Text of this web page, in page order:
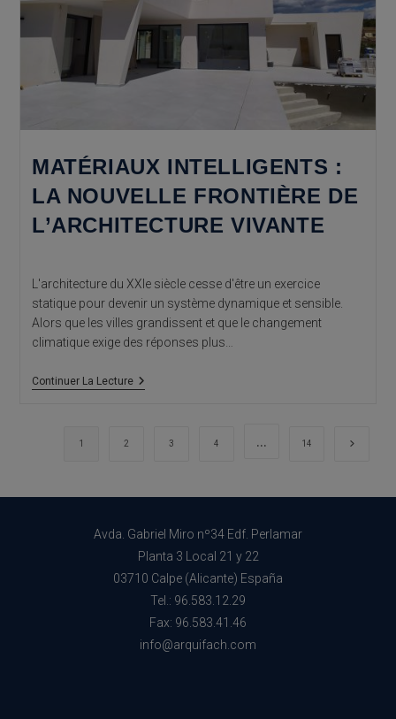
MATÉRIAUX INTELLIGENTS :
LA NOUVELLE FRONTIÈRE DE
L’ARCHITECTURE VIVANTE
L'architecture du XXIe siècle cesse d'être un exercice
statique pour devenir un système dynamique et sensible.
Alors que les villes grandissent et que le changement
climatique exige des réponses plus…
Continuer La LectureMatériaux
Nouvelle
Vivante
1 2 3 4 … 14 Aller à
Avda. Gabriel Miro nº34 Edf. Perlamar
Planta 3 Local 21 y 22
03710 Calpe (Alicante) España
Tel.: 96.583.12.29
Fax: 96.583.41.46
info@arquifach.com